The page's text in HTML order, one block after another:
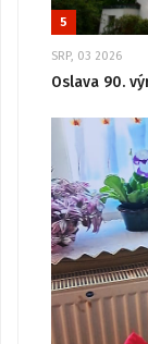
5
SRP, 03 2026
Oslava 90.